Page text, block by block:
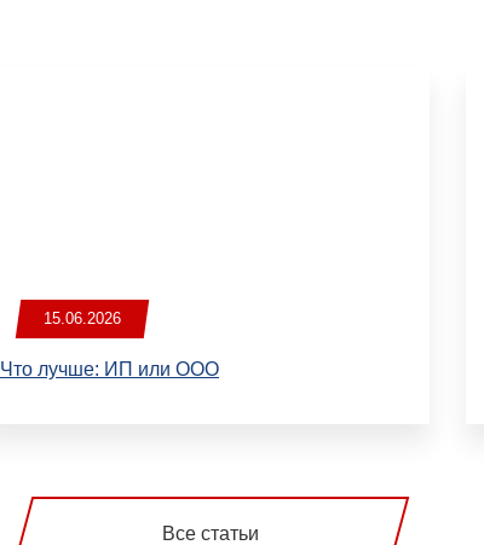
15.06.2026
Что лучше: ИП или ООО
Все статьи